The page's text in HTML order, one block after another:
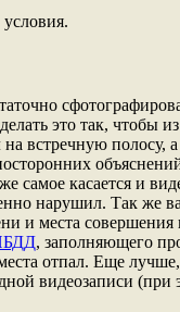
это так, чтобы
встречную полосу,
самое касается и
нарушил. Так же
и места
, заполняющего
отпал. Еще лучше,
видеозаписи (при